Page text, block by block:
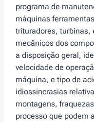
programa de
máquinas
trituradores, turbinas,
mecânicos dos
a disposição geral,
velocidade de
máquina, e tipo de
idiossincrasias
montagens,
processo que podem